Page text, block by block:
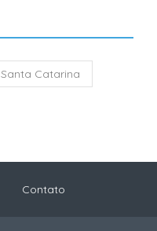
Santa Catarina
Contato